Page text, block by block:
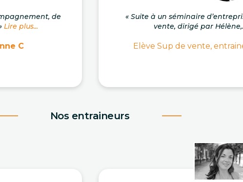
de
Lire plus...
C
« Suite à un séminaire
vente, dirigé par
Elève Sup de vente,
Nos entraineurs